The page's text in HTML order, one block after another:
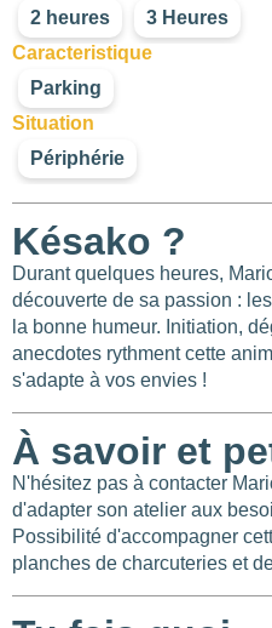
2 heures
3 Heures
Caracteristique
Parking
Situation
Périphérie
Késako ?
Durant quelques heures,
découverte de sa passion :
la bonne humeur. Initiation,
anecdotes rythment cette
s'adapte à vos envies !
À savoir et
N'hésitez pas à contacter
d'adapter son atelier aux
Possibilité d'accompagner
planches de charcuteries et